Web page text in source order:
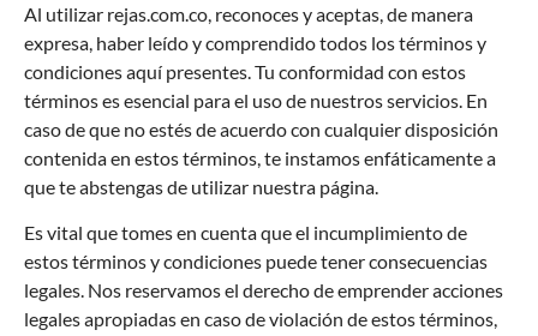
Al utilizar rejas.com.co , reconoces y aceptas, de manera
expresa, haber leído y comprendido todos los términos y
condiciones aquí presentes. Tu conformidad con estos
términos es esencial para el uso de nuestros servicios. En
caso de que no estés de acuerdo con cualquier disposición
contenida en estos términos, te instamos enfáticamente a
que te abstengas de utilizar nuestra página.
Es vital que tomes en cuenta que el incumplimiento de
estos términos y condiciones puede tener consecuencias
legales. Nos reservamos el derecho de emprender acciones
legales apropiadas en caso de violación de estos términos,